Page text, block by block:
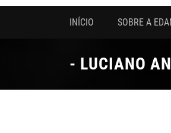
INÍCIO SOBRE A
- LUCIANO